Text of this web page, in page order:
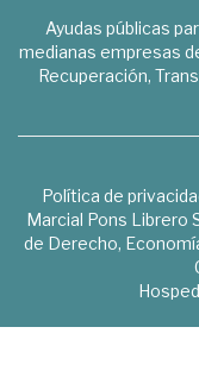
Ayudas públicas
medianas empresas
Recuperación,
Política de
Marcial Pons Librero
de Derecho,